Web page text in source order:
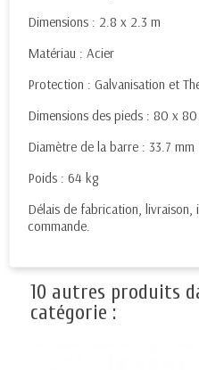
Dimensions : 2.8 x 2.3 m
Matériau : Acier
Protection : Galvanisation et
Dimensions des pieds : 80 x
Diamètre de la barre : 33.7 mm
Poids : 64 kg
Délais de fabrication, livraison,
commande.
10 autres produits
catégorie :